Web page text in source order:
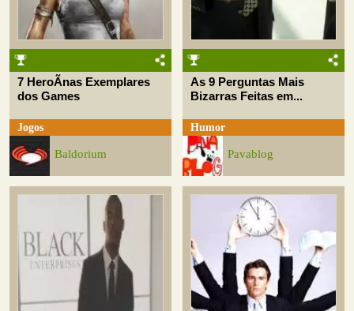
7 HeroÃ­nas Exemplares
dos Games
Jogos
Baldorium
As 9 Perguntas Mais
Bizarras Feitas em...
Humor
Pavablog